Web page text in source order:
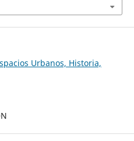
Urbanos, Historia,